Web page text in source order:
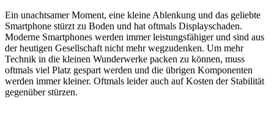
Ein unachtsamer Moment, eine kleine Ablenkung und das geliebte
Smartphone stürzt zu Boden und hat oftmals Displayschaden.
Moderne Smartphones werden immer leistungsfähiger und sind aus
der heutigen Gesellschaft nicht mehr wegzudenken. Um mehr
Technik in die kleinen Wunderwerke packen zu können, muss
oftmals viel Platz gespart werden und die übrigen Komponenten
werden immer kleiner. Oftmals leider auch auf Kosten der Stabilität
gegenüber stürzen.